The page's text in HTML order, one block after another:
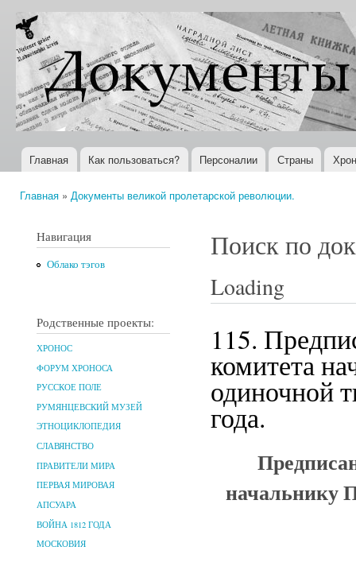
Документы
XX века
Всемирная
история в
Интернете
Главное меню
Главная Как пользоваться? Персоналии Страны
Главная » Документы великой пролетарской революции.
Навигация
Облако тэгов
Родственные проекты:
ХРОНОС
ФОРУМ ХРОНОСА
РУССКОЕ ПОЛЕ
РУМЯНЦЕВСКИЙ МУЗЕЙ
ЭТНОЦИКЛОПЕДИЯ
СЛАВЯНСТВО
ПРАВИТЕЛИ МИРА
ПЕРВАЯ МИРОВАЯ
АПСУАРА
ВОЙНА 1812 ГОДА
МОСКОВИЯ
Поиск по
Loading
115.
комитета
одиночной
года.
начальнику